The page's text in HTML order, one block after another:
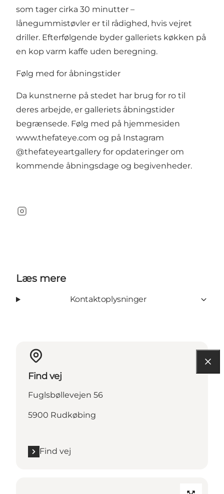
som tager cirka 30 minutter –
lånegummistøvler er til rådighed, hvis vejret
driller. Efterfølgende byder galleriets køkken på
en kop varm kaffe uden beregning.
Følg med for åbningstider
Da kunstnerne på stedet har brug for ro til
deres arbejde, er galleriets åbningstider
begrænsede. Følg med på hjemmesiden
www.thefateye.com og på Instagram
@thefateyeartgallery for opdateringer om
kommende åbningsdage og begivenheder.
Instagram
Læs mere
Kontaktoplysninger
Find vej
Fuglsbøllevejen 56
5900 Rudkøbing
Find vej